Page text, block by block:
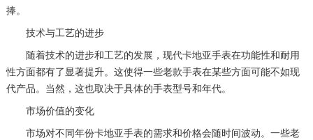
捧。
技术与工艺的进步
随着技术的进步和工艺的发展，现代卡地亚手表在功能性和耐用
性方面都有了显著提升。这使得一些老款手表在某些方面可能不如现
代产品。当然，这也取决于具体的手表型号和年代。
市场价值的变化
市场对不同年份卡地亚手表的需求和价格会随时间波动。一些老